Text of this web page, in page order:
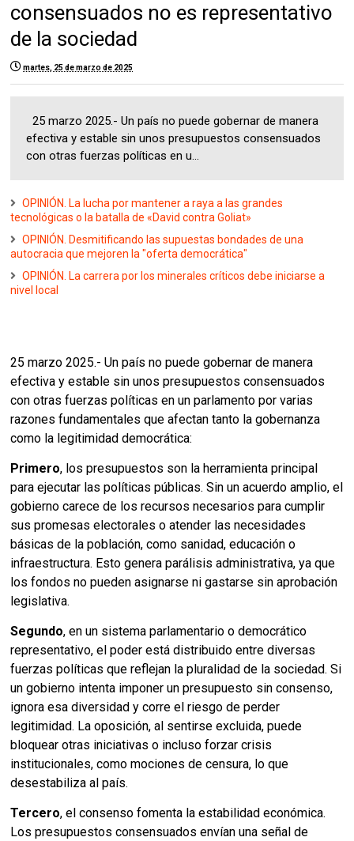
consensuados no es representativo
de la sociedad
martes, 25 de marzo de 2025
25 marzo 2025.- Un país no puede gobernar de manera
efectiva y estable sin unos presupuestos consensuados
con otras fuerzas políticas en u...
OPINIÓN. La lucha por mantener a raya a las grandes
tecnológicas o la batalla de «David contra Goliat»
OPINIÓN. Desmitificando las supuestas bondades de una
autocracia que mejoren la "oferta democrática"
OPINIÓN. La carrera por los minerales críticos debe iniciarse a
nivel local
25 marzo 2025.- Un país no puede gobernar de manera
efectiva y estable sin unos presupuestos consensuados
con otras fuerzas políticas en un parlamento por varias
razones fundamentales que afectan tanto la gobernanza
como la legitimidad democrática:
Primero, los presupuestos son la herramienta principal
para ejecutar las políticas públicas. Sin un acuerdo amplio, el
gobierno carece de los recursos necesarios para cumplir
sus promesas electorales o atender las necesidades
básicas de la población, como sanidad, educación o
infraestructura. Esto genera parálisis administrativa, ya que
los fondos no pueden asignarse ni gastarse sin aprobación
legislativa.
Segundo, en un sistema parlamentario o democrático
representativo, el poder está distribuido entre diversas
fuerzas políticas que reflejan la pluralidad de la sociedad. Si
un gobierno intenta imponer un presupuesto sin consenso,
ignora esa diversidad y corre el riesgo de perder
legitimidad. La oposición, al sentirse excluida, puede
bloquear otras iniciativas o incluso forzar crisis
institucionales, como mociones de censura, lo que
desestabiliza al país.
Tercero, el consenso fomenta la estabilidad económica.
Los presupuestos consensuados envían una señal de